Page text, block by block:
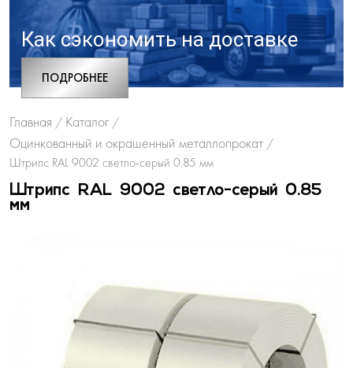
Как сэкономить на доставке
ПОДРОБНЕЕ
Главная / Каталог /
Оцинкованный и окрашенный металлопрокат /
Штрипс RAL 9002 светло-серый 0.85 мм
Штрипс RAL 9002 светло-серый 0.85
мм